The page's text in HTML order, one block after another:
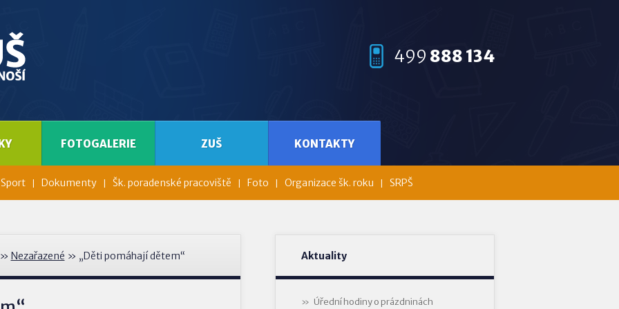
499 888 134
Sport Dokumenty Šk. poradenské pracoviště Foto Organizace šk. roku SRPŠ
FOTOGALERIE ZUŠ KONTAKTY
Nezařazené » „Děti pomáhají dětem“ Aktuality
Úřední hodiny o prázdninách